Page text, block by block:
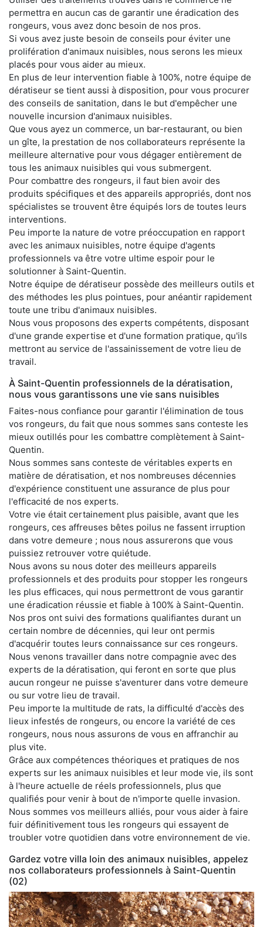
permettra en aucun cas de garantir une éradication des
rongeurs, vous avez donc besoin de nos pros.
Si vous avez juste besoin de conseils pour éviter une
prolifération d'animaux nuisibles, nous serons les mieux
placés pour vous aider au mieux.
En plus de leur intervention fiable à 100%, notre équipe de
dératiseur se tient aussi à disposition, pour vous procurer
des conseils de sanitation, dans le but d'empêcher une
nouvelle incursion d'animaux nuisibles.
Que vous ayez un commerce, un bar-restaurant, ou bien
un gîte, la prestation de nos collaborateurs représente la
meilleure alternative pour vous dégager entièrement de
tous les animaux nuisibles qui vous submergent.
Pour combattre des rongeurs, il faut bien avoir des
produits spécifiques et des appareils appropriés, dont nos
spécialistes se trouvent être équipés lors de toutes leurs
interventions.
Peu importe la nature de votre préoccupation en rapport
avec les animaux nuisibles, notre équipe d'agents
professionnels va être votre ultime espoir pour le
solutionner à Saint-Quentin.
Notre équipe de dératiseur possède des meilleurs outils et
des méthodes les plus pointues, pour anéantir rapidement
toute une tribu d'animaux nuisibles.
Nous vous proposons des experts compétents, disposant
d'une grande expertise et d'une formation pratique, qu'ils
mettront au service de l'assainissement de votre lieu de
travail.
À Saint-Quentin professionnels de la dératisation,
nous vous garantissons une vie sans nuisibles
Faites-nous confiance pour garantir l'élimination de tous
vos rongeurs, du fait que nous sommes sans conteste les
mieux outillés pour les combattre complètement à Saint-
Quentin.
Nous sommes sans conteste de véritables experts en
matière de dératisation, et nos nombreuses décennies
d'expérience constituent une assurance de plus pour
l'efficacité de nos experts.
Votre vie était certainement plus paisible, avant que les
rongeurs, ces affreuses bêtes poilus ne fassent irruption
dans votre demeure ; nous nous assurerons que vous
puissiez retrouver votre quiétude.
Nous avons su nous doter des meilleurs appareils
professionnels et des produits pour stopper les rongeurs
les plus efficaces, qui nous permettront de vous garantir
une éradication réussie et fiable à 100% à Saint-Quentin.
Nos pros ont suivi des formations qualifiantes durant un
certain nombre de décennies, qui leur ont permis
d'acquérir toutes leurs connaissance sur ces rongeurs.
Nous venons travailler dans notre compagnie avec des
experts de la dératisation, qui feront en sorte que plus
aucun rongeur ne puisse s'aventurer dans votre demeure
ou sur votre lieu de travail.
Peu importe la multitude de rats, la difficulté d'accès des
lieux infestés de rongeurs, ou encore la variété de ces
rongeurs, nous nous assurons de vous en affranchir au
plus vite.
Grâce aux compétences théoriques et pratiques de nos
experts sur les animaux nuisibles et leur mode vie, ils sont
à l'heure actuelle de réels professionnels, plus que
qualifiés pour venir à bout de n'importe quelle invasion.
Nous sommes vos meilleurs alliés, pour vous aider à faire
fuir définitivement tous les rongeurs qui essayent de
troubler votre quotidien dans votre environnement de vie.
Gardez votre villa loin des animaux nuisibles, appelez
nos collaborateurs professionnels à Saint-Quentin
(02)